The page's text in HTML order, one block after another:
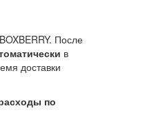
После
в
доставки
по